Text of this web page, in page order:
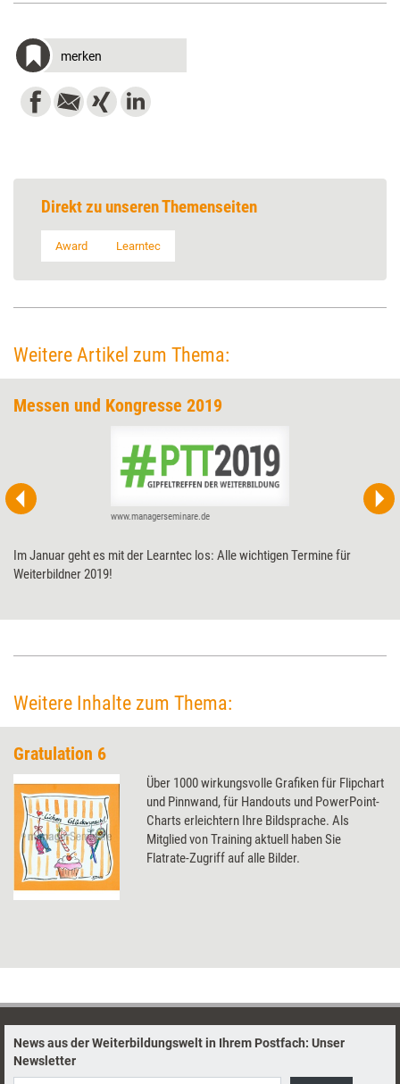
merken
Direkt zu unseren Themenseiten
Award Learntec
Weitere Artikel zum Thema:
Messen und Kongresse 2019
www.managerseminare.de
Im Januar geht es mit der Learntec los: Alle wichtigen Termine für
Weiterbildner 2019!
Weitere Inhalte zum Thema:
Gratulation 6
Über 1000 wirkungsvolle Grafiken für Flipchart
und Pinnwand, für Handouts und PowerPoint-
Charts erleichtern Ihre Bildsprache. Als
Mitglied von Training aktuell haben Sie
Flatrate-Zugriff auf alle Bilder.
News aus der Weiterbildungswelt in Ihrem Postfach: Unser
Newsletter